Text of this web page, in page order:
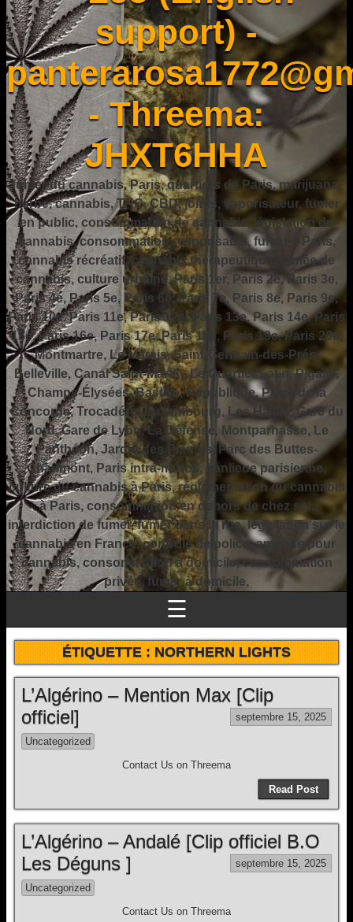
support) -
- Threema:
JHXT6HHA
fumer du cannabis, Paris, quartiers de Paris, marijuana,
herbe, cannabis, THC, CBD, joints, vaporisateur, fumer
en public, consommation de cannabis, législation du
cannabis, consommation responsable, fumer à Paris,
cannabis récréatif, cannabis thérapeutique, fumée de
cannabis, culture urbaine, Paris 1er, Paris 2e, Paris 3e,
Paris 4e, Paris 5e, Paris 6e, Paris 7e, Paris 8e, Paris 9e,
Paris 10e, Paris 11e, Paris 12e, Paris 13e, Paris 14e, Paris
15e, Paris 16e, Paris 17e, Paris 18e, Paris 19e, Paris 20e,
Montmartre, Le Marais, Saint-Germain-des-Prés,
Belleville, Canal Saint-Martin, Le Quartier Latin, Pigalle,
Champs-Élysées, Bastille, République, Place de la
Concorde, Trocadéro, Luxembourg, Les Halles, Gare du
Nord, Gare de Lyon, La Défense, Montparnasse, Le
Panthéon, Jardin des Plantes, Parc des Buttes-
Chaumont, Paris intra-muros, banlieue parisienne,
culture du cannabis à Paris, réglementation du cannabis
à Paris, consommation en dehors de chez soi,
interdiction de fumer, fumer dans la rue, législation sur le
cannabis en France, contrôle de police, amende pour
cannabis, consommation à domicile, consommation
privée, fumer à domicile,
☰
ÉTIQUETTE :NORTHERN LIGHTS
L’Algérino – Mention Max [Clip
officiel]
septembre 15, 2025
Uncategorized
Contact Us on Threema
Read Post
L’Algérino – Andalé [Clip officiel B.O
Les Déguns ]
septembre 15, 2025
Uncategorized
Contact Us on Threema